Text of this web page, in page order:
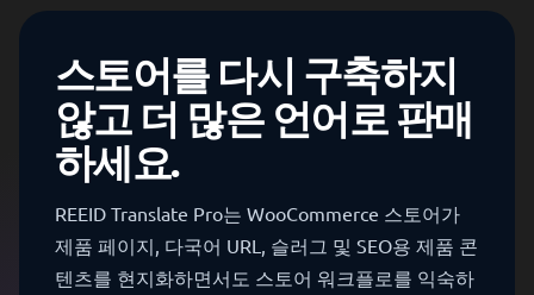
스토어를 다시 구축하지
않고 더 많은 언어로 판매
하세요.
REEID Translate Pro는 WooCommerce 스토어가
제품 페이지, 다국어 URL, 슬러그 및 SEO용 제품 콘
텐츠를 현지화하면서도 스토어 워크플로를 익숙하